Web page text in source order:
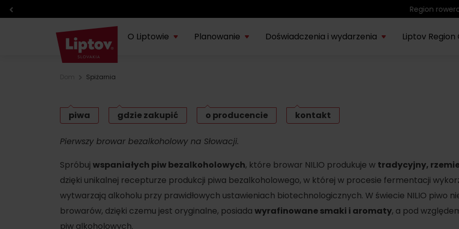
O Liptowie
O regionie
TOP z regionu
Blog
O VisitLiptov
Planowanie
Planowanie wakacji
TOP atrakcje
Transport
Pogoda i kamery
Centra informacyjne
Wynajem i usługi
Doświadczenia i wydarzenia
Doświadczenia
Sport
Eventy
Gdzie zjeść i wypić
Liptów z dziećmi
Produkt Liptowa
saunowych
04.
edycja specjalna
SIE
08. Lato pod Chopokiem
Liptov Region
Spiżarnia
piwa gdzie zakupić o producencie kontakt
Pierwszy browar bezalkoholowy na Słowacji.
Spróbuj wspaniałych piw bezalkoholowych, które browar NILIO produkuje w tradycyjny,
dzięki unikalnej recepturze produkcji piwa bezalkoholowego, w której w procesie fermentacji
wytwarzają alkoholu przy prawidłowych ustawieniach biotechnologicznych. W świecie NILIO piwo
browarów, dzięki czemu jest oryginalne, posiada wyrafinowane smaki i aromaty, a pod
piw alkoholowych.